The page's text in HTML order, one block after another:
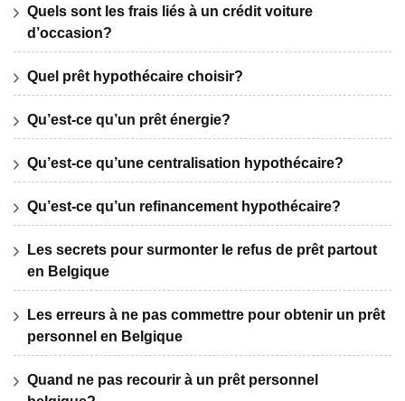
Quels sont les frais liés à un crédit voiture
d’occasion?
Quel prêt hypothécaire choisir?
Qu’est-ce qu’un prêt énergie?
Qu’est-ce qu’une centralisation hypothécaire?
Qu’est-ce qu’un refinancement hypothécaire?
Les secrets pour surmonter le refus de prêt partout
en Belgique
Les erreurs à ne pas commettre pour obtenir un prêt
personnel en Belgique
Quand ne pas recourir à un prêt personnel